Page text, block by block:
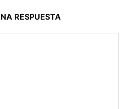
RESPUESTA